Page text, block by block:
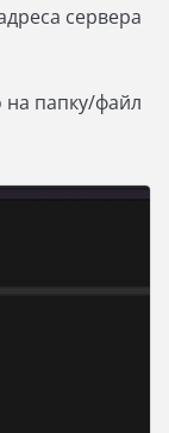
сервера
папку/файл